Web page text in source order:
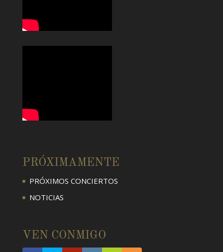
PRÓXIMAMENTE
PRÓXIMOS CONCIERTOS
NOTICIAS
VEN CONMIGO